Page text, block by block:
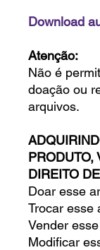
Download
Atenção:
Não é
doação ou
arquivos.
PRODUTO,
DIREITO
Doar esse
Trocar esse
Vender
Modificar